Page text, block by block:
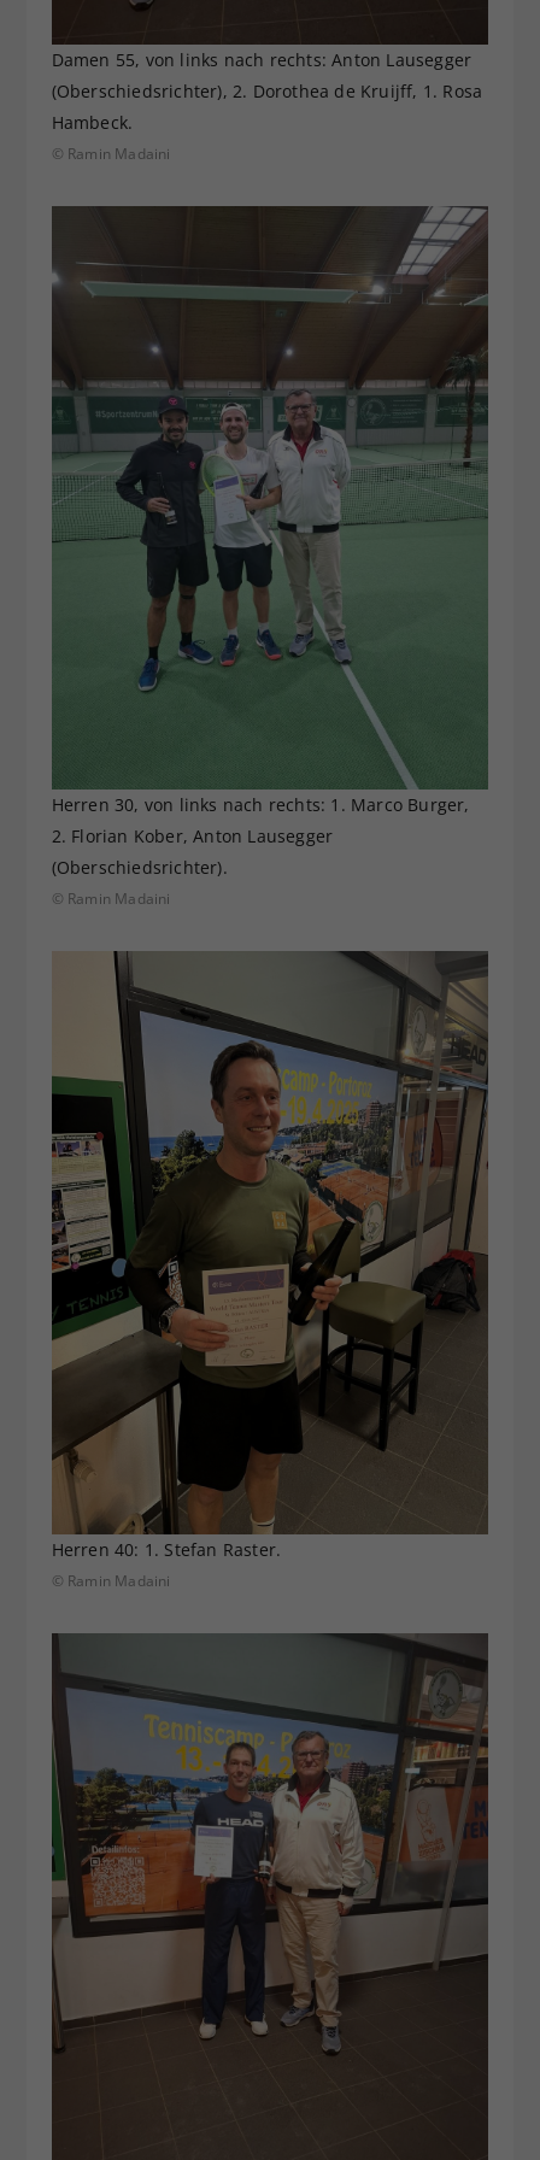
Damen 55, von links nach rechts: Anton Lausegger
(Oberschiedsrichter), 2. Dorothea de Kruijff, 1. Rosa
Hambeck.
© Ramin Madaini
Herren 30, von links nach rechts: 1. Marco Burger,
2. Florian Kober, Anton Lausegger
(Oberschiedsrichter).
© Ramin Madaini
Herren 40: 1. Stefan Raster.
© Ramin Madaini